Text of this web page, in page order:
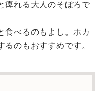
痺れる大人のそぼろで
食べるのもよし。ホカ
のもおすすめです。